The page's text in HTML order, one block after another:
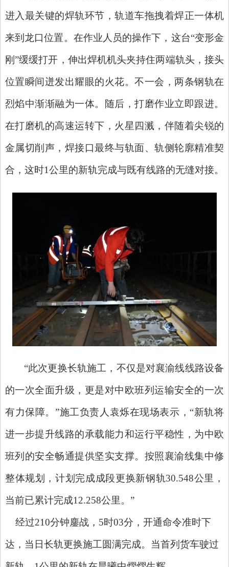
进入最关键的焊轨环节，轨道车拖拽着焊正一体机
来到龙口位置。在作业人员的操作下，这台“变形金
刚”缓缓打开，伸出焊机机头夹持住两端轨头，接头
位置瞬间迸发出耀眼的火花。不一会，两条钢轨在
烈焰中渐渐融为一体。随后，打磨作业立即跟进。
在打磨机的高速运转下，火星四溅，伴随着尖锐的
金属切削声，焊接口最终与轨面、轨侧轮廓精准契
合，这时1公里的新轨完成与既有线路的无缝对接。
“此次更换长轨施工，不仅是对襄渝线线路设备
的一次全面升级，更是对中欧班列运输安全的一次
有力保障。”施工负责人袁烁在现场表示，“新轨将
进一步提升线路的承载能力和运行平稳性，为中欧
班列的安全畅通提供坚实支撑。按照襄渝线集中修
整体规划，计划完成成段更换新钢轨30.548公里，
当前已累计完成12.258公里。”
经过210分钟鏖战，5时03分，开通命令准时下
达，当日长轨更换施工圆满完成。当首列货车驶过